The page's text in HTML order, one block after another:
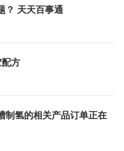
？ 天天百事通
配方
制氢的相关产品订单正在